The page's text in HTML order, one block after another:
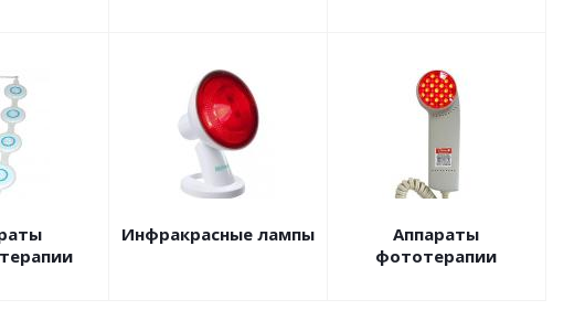
Инфракрасные лампы
Аппараты
фототерапии